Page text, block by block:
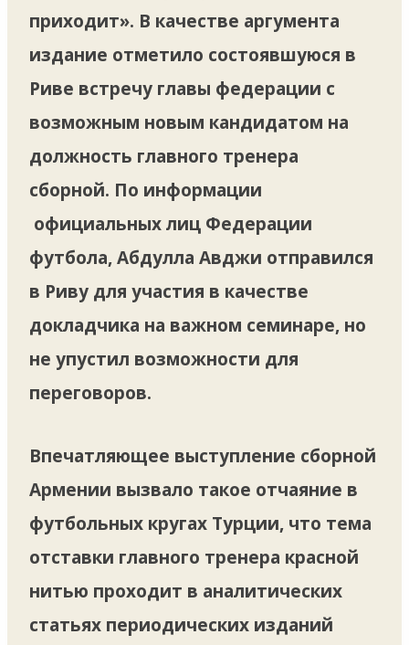
приходит». В качестве аргумента
издание отметило состоявшуюся в
Риве встречу главы федерации с
возможным новым кандидатом на
должность главного тренера
сборной. По информации
официальных лиц Федерации
футбола, Абдулла Авджи отправился
в Риву для участия в качестве
докладчика на важном семинаре, но
не упустил возможности для
переговоров.
Впечатляющее выступление сборной
Армении вызвало такое отчаяние в
футбольных кругах Турции, что тема
отставки главного тренера красной
нитью проходит в аналитических
статьях периодических изданий